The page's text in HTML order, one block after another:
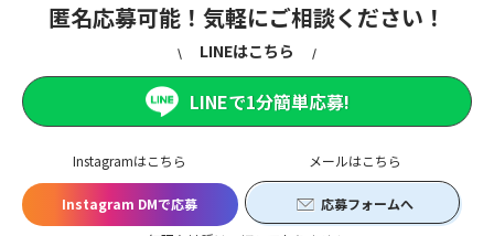
匿名応募可能！気軽にご相談ください！
Instagramはこちら
Instagram DMで応募
メールはこちら
応募フォームへ
LINEはこちら
LINEで1分簡単応募!